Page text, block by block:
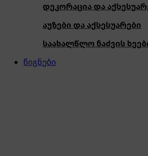
დეკორაცია და
აუზები და აქსესუარები
საახალწლო ნაძვის
წიგნები